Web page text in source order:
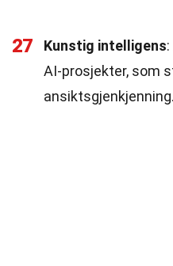
27 Kunstig intelligens
AI-prosjekter, som
ansiktsgjenkjenning.